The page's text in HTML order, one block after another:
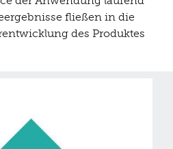
fließen in die
des Produktes